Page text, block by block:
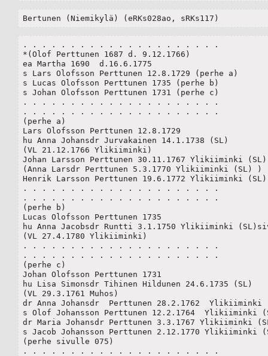
Bertunen (Niemikylä) (eRKs028ao, sRKs117)
. . . . . . . . . . . . . . . . . . . . .
*(Olof Perttunen 1687 d. 9.12.1766)
ea Martha 1690  d.16.6.1775
s Lars Olofsson Perttunen 12.8.1729 (perhe a)
s Lucas Olofsson Perttunen 1735 (perhe b)
s Johan Olofsson Perttunen 1731 (perhe c)
. . . . . . . . . . . . . . . . . . . . .
. . . . . . . . . . . . . . . . . . . . .
(perhe a)
Lars Olofsson Perttunen 12.8.1729
hu Anna Johansdr Jurvakainen 14.1.1738 (SL)
(VL 21.12.1766 Ylikiiminki)
Johan Larsson Perttunen 30.11.1767 Ylikiiminki
(Anna Larsdr Perttunen 5.3.1770 Ylikiiminki (SL) )
Henrik Larsson Perttunen 19.6.1772 Ylikiiminki (SL)
. . . . . . . . . . . . . . . . . . . . .
. . . . . . . . . . . . . . . . . . . . .
(perhe b)
Lucas Olofsson Perttunen 1735
hu Anna Jacobsdr Runtti 3.1.1750 Ylikiiminki
(VL 27.4.1780 Ylikiiminki)
. . . . . . . . . . . . . . . . . . . . .
. . . . . . . . . . . . . . . . . . . . .
(perhe c)
Johan Olofsson Perttunen 1731
hu Lisa Simonsdr Tihinen Hildunen 24.6.1735 (SL)
(VL 29.3.1761 Muhos)
dr Anna Johansdr  Perttunen 28.2.1762
s Olof Johansson Perttunen 12.2.1764  Ylikiiminki
dr Maria Johansdr Perttunen 3.3.1767 Ylikiiminki
s Jacob Johansson Perttunen 2.12.1770 Ylikiiminki
(perhe sivulle 075)
. . . . . . . . . . . . . . . . . . . . .